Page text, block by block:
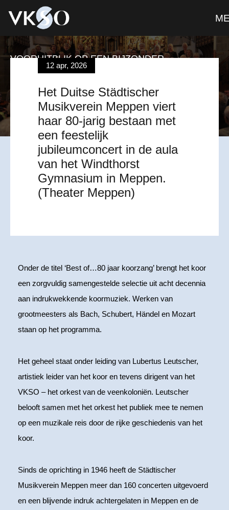
VOORUITBLIK OP EEN BIJZONDER
bestel hier je ticket(s)
12 apr, 2026
Het Duitse Städtischer
Musikverein Meppen viert
haar 80-jarig bestaan met
een feestelijk
jubileumconcert in de aula
van het Windthorst
Gymnasium in Meppen.
(Theater Meppen)
Onder de titel ‘Best of…80 jaar koorzang’ brengt het koor
een zorgvuldig samengestelde selectie uit acht decennia
aan indrukwekkende koormuziek. Werken van
grootmeesters als Bach, Schubert, Händel en Mozart
staan op het programma.
Het geheel staat onder leiding van Lubertus Leutscher,
artistiek leider van het koor en tevens dirigent van het
VKSO – het orkest van de veenkoloniën. Leutscher
belooft samen met het orkest het publiek mee te nemen
op een muzikale reis door de rijke geschiedenis van het
koor.
Sinds de oprichting in 1946 heeft de Städtischer
Musikverein Meppen meer dan 160 concerten uitgevoerd
en een blijvende indruk achtergelaten in Meppen en de